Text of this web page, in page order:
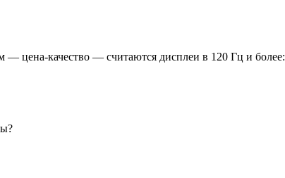
цена-качество — считаются дисплеи в 120 Гц и более: